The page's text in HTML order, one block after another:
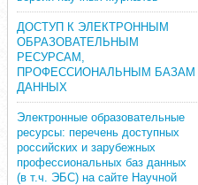
ДОСТУП К ЭЛЕКТРОННЫМ
ОБРАЗОВАТЕЛЬНЫМ
РЕСУРСАМ,
ПРОФЕССИОНАЛЬНЫМ БАЗАМ
ДАННЫХ
Электронные образовательные
ресурсы: перечень доступных
российских и зарубежных
профессиональных баз данных
(в т.ч. ЭБС) на сайте Научной